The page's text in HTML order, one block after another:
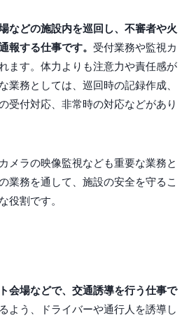
などの施設内を巡回し、不審者や火
報する仕事です。 受付業務や監視カ
ます。体力よりも注意力や責任感が
業務としては、巡回時の記録作成、
受付対応、非常時の対応などがあり
メラの映像監視なども重要な業務と
業務を通して、施設の安全を守るこ
役割です。
会場などで、交通誘導を行う仕事で
よう、ドライバーや通行人を誘導し